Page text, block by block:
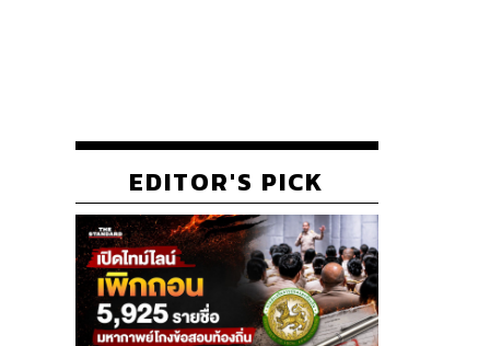
EDITOR'S PICK